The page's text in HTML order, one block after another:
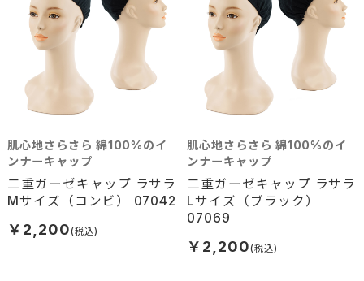
二重ガーゼキャップ ラサラ
Mサイズ（コンビ） 07042
肌心地さらさら 綿100%のイ
ンナーキャップ
￥2,200
二重ガーゼキャップ ラサラ
Lサイズ（ブラック）
07069
肌心地さらさら 綿100%のイ
ンナーキャップ
￥2,200